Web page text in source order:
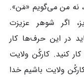
نه من می‌گویم «مَن».
اگر شوهر عزیزت
در این حرف‌ها کار
کنید. کارکُن ولایت
ولایت باشیم خدا